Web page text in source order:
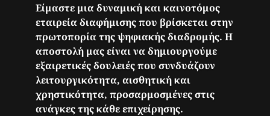
Είμαστε μια δυναμική και καινοτόμος
εταιρεία διαφήμισης που βρίσκεται στην
πρωτοπορία της ψηφιακής διαδρομής. Η
αποστολή μας είναι να δημιουργούμε
εξαιρετικές δουλειές που συνδυάζουν
λειτουργικότητα, αισθητική και
χρηστικότητα, προσαρμοσμένες στις
ανάγκες της κάθε επιχείρησης.